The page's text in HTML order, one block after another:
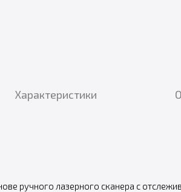
Характеристики
ручного лазерного сканера с